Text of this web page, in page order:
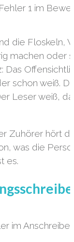
1 im
die Floskeln,
machen oder
schon weiß.
Leser weiß,
Zuhörer hört
was die
es.
im